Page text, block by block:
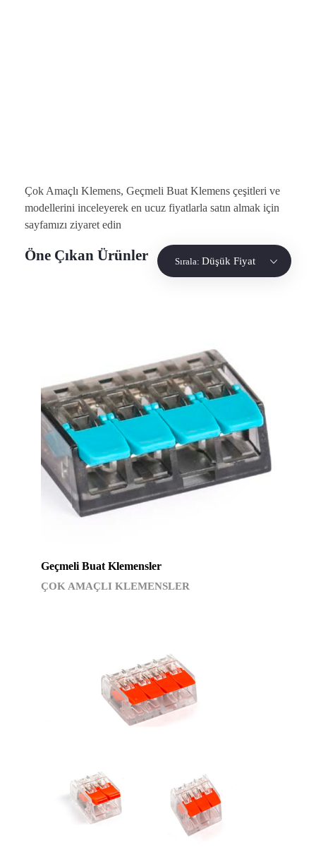
Çok Amaçlı Klemens, Geçmeli Buat Klemens çeşitleri ve
modellerini inceleyerek en ucuz fiyatlarla satın almak için
sayfamızı ziyaret edin
Öne Çıkan Ürünler Sırala: Düşük Fiyat
Geçmeli Buat Klemensler
ÇOK AMAÇLI KLEMENSLER